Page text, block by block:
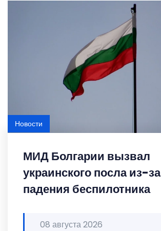
МИД Болгарии вызвал
украинского посла из-за
падения беспилотника
08 августа 2026
Новости